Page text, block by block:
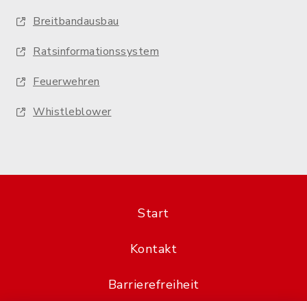
Breitbandausbau
Ratsinformationssystem
Feuerwehren
Whistleblower
Start
Kontakt
Barrierefreiheit